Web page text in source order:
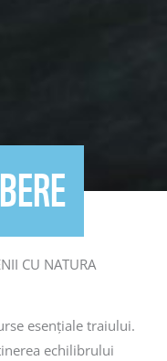
CU NATURA
esențiale traiului.
echilibrului